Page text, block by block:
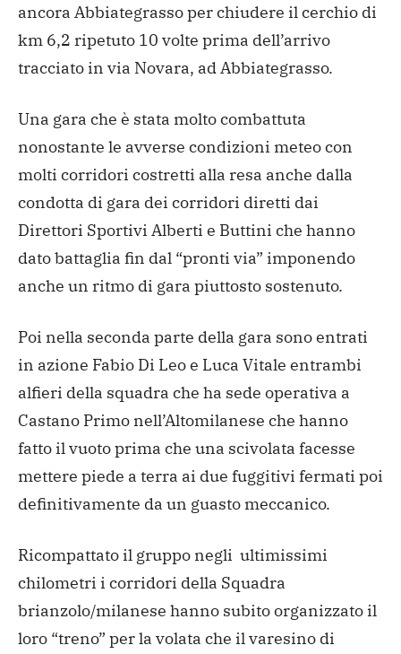
ancora Abbiategrasso per chiudere il cerchio di
km 6,2 ripetuto 10 volte prima dell’arrivo
tracciato in via Novara, ad Abbiategrasso.
Una gara che è stata molto combattuta
nonostante le avverse condizioni meteo con
molti corridori costretti alla resa anche dalla
condotta di gara dei corridori diretti dai
Direttori Sportivi Alberti e Buttini che hanno
dato battaglia fin dal “pronti via” imponendo
anche un ritmo di gara piuttosto sostenuto.
Poi nella seconda parte della gara sono entrati
in azione Fabio Di Leo e Luca Vitale entrambi
alfieri della squadra che ha sede operativa a
Castano Primo nell’Altomilanese che hanno
fatto il vuoto prima che una scivolata facesse
mettere piede a terra ai due fuggitivi fermati poi
definitivamente da un guasto meccanico.
Ricompattato il gruppo negli ultimissimi
chilometri i corridori della Squadra
brianzolo/milanese hanno subito organizzato il
loro “treno” per la volata che il varesino di